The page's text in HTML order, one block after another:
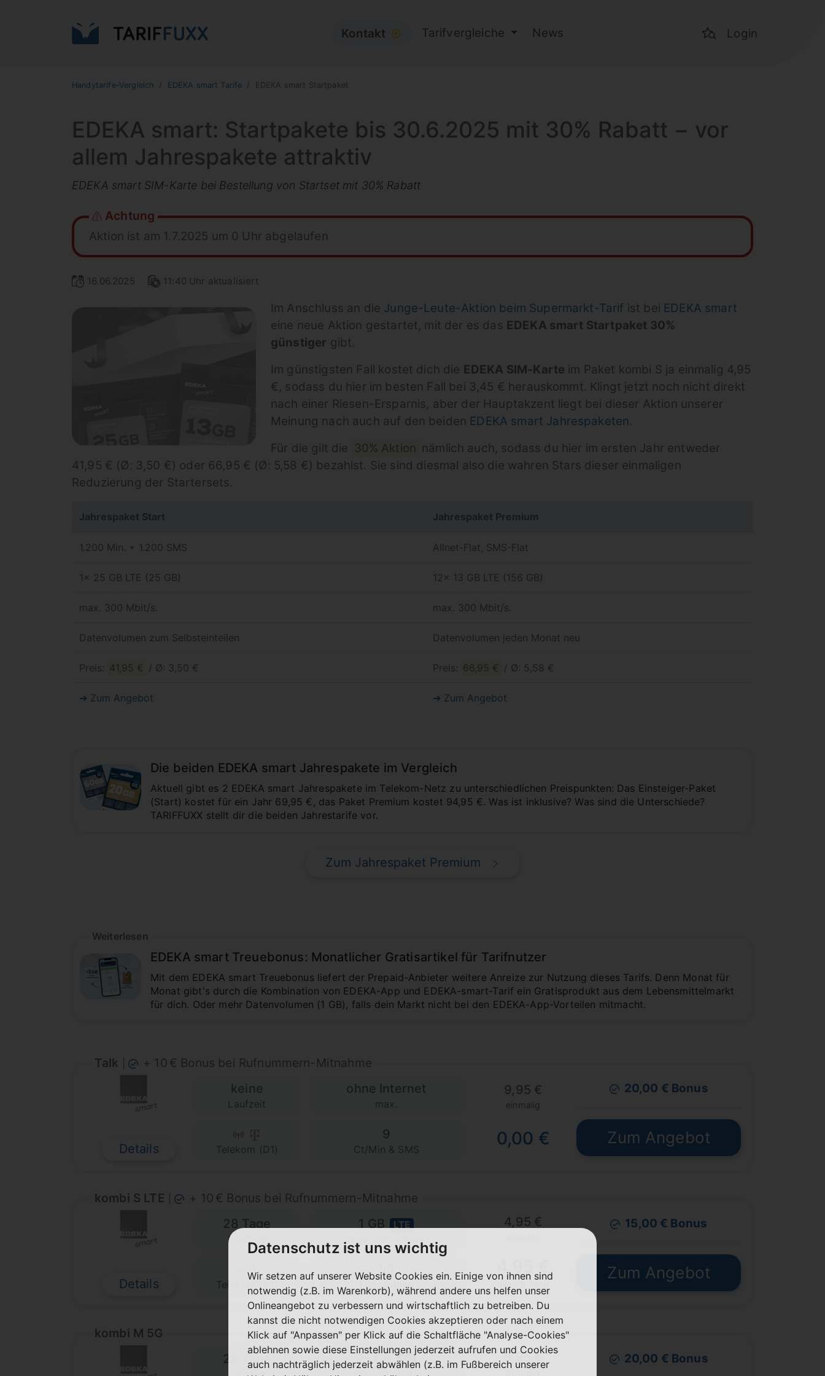
Kontakt ⦿ Tarifvergleiche News Login
Handytarife-Vergleich EDEKA smart Tarife EDEKA smart Startpaket
EDEKA smart: Startpakete bis 30.6.2025 mit 30% Rabatt − vor
allem Jahrespakete attraktiv
EDEKA smart SIM-Karte bei Bestellung von Startset mit 30% Rabatt
Achtung
Aktion ist am 1.7.2025 um 0 Uhr abgelaufen
16.06.2025 11:40 Uhr aktualisiert
Im Anschluss an die Junge-Leute-Aktion beim Supermarkt-Tarif ist bei EDEKA smart
eine neue Aktion gestartet, mit der es das EDEKA smart Startpaket 30%
günstiger gibt.
Im günstigsten Fall kostet dich die EDEKA SIM-Karte im Paket kombi S ja einmalig 4,95
€, sodass du hier im besten Fall bei 3,45 € herauskommt. Klingt jetzt noch nicht direkt
nach einer Riesen-Ersparnis, aber der Hauptakzent liegt bei dieser Aktion unserer
Meinung nach auch auf den beiden EDEKA smart Jahrespaketen.
Für die gilt die 30% Aktion nämlich auch, sodass du hier im ersten Jahr entweder
41,95 € (Ø: 3,50 €) oder 66,95 € (Ø: 5,58 €) bezahlst. Sie sind diesmal also die wahren Stars dieser einmaligen
Reduzierung der Startersets.
Jahrespaket Start Jahrespaket Premium
1.200 Min. + 1.200 SMS Allnet-Flat, SMS-Flat
1x 25 GB LTE (25 GB) 12x 13 GB LTE (156 GB)
max. 300 Mbit/s. max. 300 Mbit/s.
Datenvolumen zum Selbsteinteilen Datenvolumen jeden Monat neu
Preis: 41,95 € / Ø: 3,50 € Preis: 66,95 € / Ø: 5,58 €
➜ Zum Angebot ➜ Zum Angebot
Die beiden EDEKA smart Jahrespakete im Vergleich
Aktuell gibt es 2 EDEKA smart Jahrespakete im Telekom-Netz zu unterschiedlichen Preispunkten: Das Einsteiger-Paket
(Start) kostet für ein Jahr 69,95 €, das Paket Premium kostet 94,95 €. Was ist inklusive? Was sind die Unterschiede?
TARIFFUXX stellt dir die beiden Jahrestarife vor.
Zum Jahrespaket Premium
Weiterlesen
EDEKA smart Treuebonus: Monatlicher Gratisartikel für Tarifnutzer
Mit dem EDEKA smart Treuebonus liefert der Prepaid-Anbieter weitere Anreize zur Nutzung dieses Tarifs. Denn Monat für
Monat gibt's durch die Kombination von EDEKA-App und EDEKA-smart-Tarif ein Gratisprodukt aus dem Lebensmittelmarkt
für dich. Oder mehr Datenvolumen (1 GB), falls dein Markt nicht bei den EDEKA-App-Vorteilen mitmacht.
Talk + 10 € Bonus bei Rufnummern-Mitnahme
Details
keine
Laufzeit
Telekom (D1)
ohne Internet
max.
9
Ct/Min & SMS
9,95 €
einmalig
0,00 €
20,00 € Bonus
Zum Angebot
kombi S LTE + 10 € Bonus bei Rufnummern-Mitnahme
Details
28 Tage
Laufzeit
Telekom (D1)
1 GB LTE
max. 300 Mbit/s
50
Freiminuten
4,95 €
4,95 €
alle 28 Tage
15,00 € Bonus
Zum Angebot
kombi M 5G
28 Tage 25 GB 5G 9,95 €
einmalig
20,00 € Bonus
Datenschutz ist uns wichtig
Wir setzen auf unserer Website Cookies ein. Einige von ihnen sind
notwendig (z.B. im Warenkorb), während andere uns helfen unser
Onlineangebot zu verbessern und wirtschaftlich zu betreiben. Du
kannst die nicht notwendigen Cookies akzeptieren oder nach einem
Klick auf "Anpassen" per Klick auf die Schaltfläche "Analyse-Cookies"
ablehnen sowie diese Einstellungen jederzeit aufrufen und Cookies
auch nachträglich jederzeit abwählen (z.B. im Fußbereich unserer